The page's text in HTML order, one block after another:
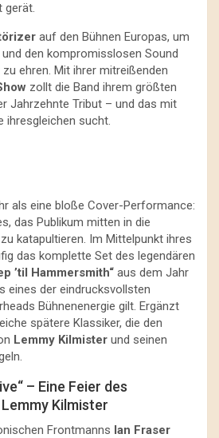
gerät.
auf den Bühnen Europas, um
und den kompromisslosen Sound
ehren. Mit ihrer mitreißenden
zollt die Band ihrem größten
Jahrzehnte Tribut – und das mit
ihresgleichen sucht.
als eine bloße Cover-Performance:
das Publikum mitten in die
katapultieren. Im Mittelpunkt ihres
das komplette Set des legendären
’til Hammersmith“ aus dem Jahr
eines der eindrucksvollsten
Bühnenenergie gilt. Ergänzt
spätere Klassiker, die den
Lemmy Kilmister und seinen
– Eine Feier des
Kilmister
Frontmanns Ian Fraser